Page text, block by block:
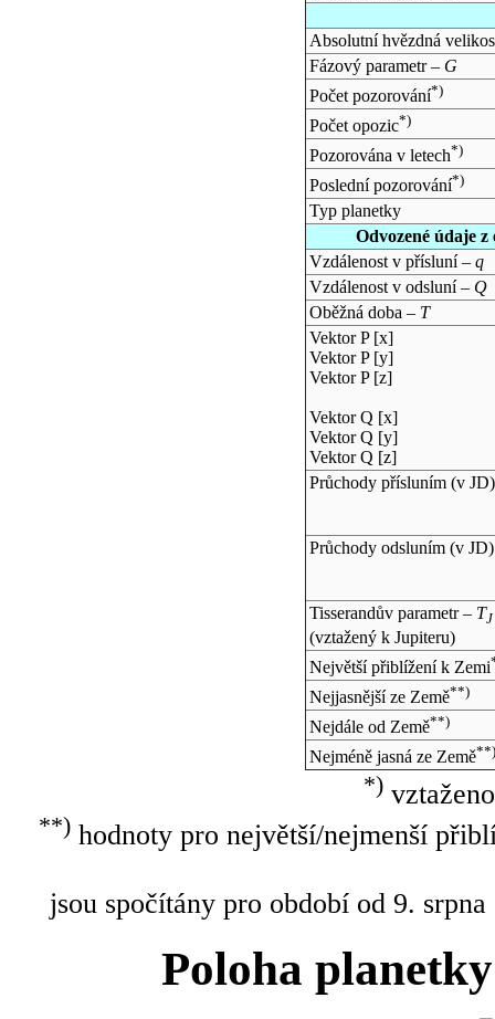
Absolutní hvězdná
Fázový parametr – G
Počet pozorování*)
Počet opozic*)
Pozorována v letech*)
Poslední pozorování*)
Typ planetky
Odvozené údaje
Vzdálenost v přísluní – q
Vzdálenost v odsluní – Q
Oběžná doba – T
Vektor P [x]
Vektor P [y]
Vektor P [z]
Vektor Q [x]
Vektor Q [y]
Vektor Q [z]
Průchody přísluním (v JD)
Průchody odsluním (v JD)
Tisserandův parametr – TJ
(vztažený k Jupiteru)
Největší přiblížení k Zemi
Nejjasnější ze Země**)
Nejdále od Země**)
Nejméně jasná ze Země**)
*)
**)hodnoty pro největší/nejmenší
jsou spočítány pro období od 9.
Poloha